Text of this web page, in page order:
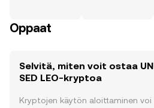
Oppaat
Selvitä, miten voit ostaa
SED LEO-kryptoa
Kryptojen käytön aloittaminen voi